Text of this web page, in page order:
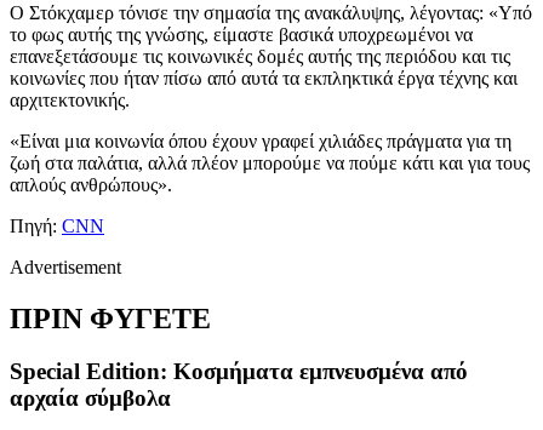
Ο Στόκχαμερ τόνισε την σημασία της ανακάλυψης, λέγοντας: «Υπό
το φως αυτής της γνώσης, είμαστε βασικά υποχρεωμένοι να
επανεξετάσουμε τις κοινωνικές δομές αυτής της περιόδου και τις
κοινωνίες που ήταν πίσω από αυτά τα εκπληκτικά έργα τέχνης και
αρχιτεκτονικής.
«Είναι μια κοινωνία όπου έχουν γραφεί χιλιάδες πράγματα για τη
ζωή στα παλάτια, αλλά πλέον μπορούμε να πούμε κάτι και για τους
απλούς ανθρώπους».
Πηγή: CNN
Advertisement
ΠΡΙΝ ΦΥΓΕΤΕ
Special Edition: Κοσμήματα εμπνευσμένα από
αρχαία σύμβολα